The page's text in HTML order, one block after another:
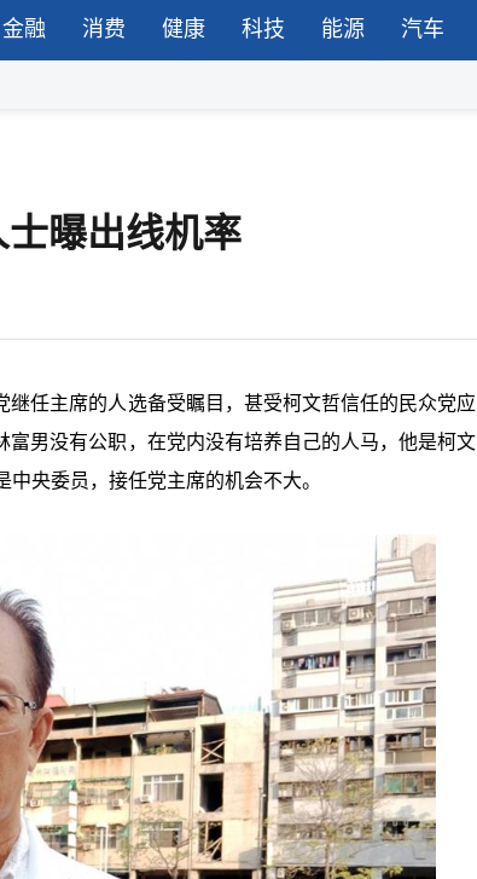
金融 消费 健康 科技 能源 汽车
曝出线机率
任主席的人选备受瞩目，甚受柯文哲信任的民众党应
男没有公职，在党内没有培养自己的人马，他是柯文
央委员，接任党主席的机会不大。